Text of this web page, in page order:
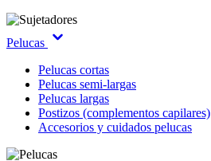
Pelucas
Pelucas cortas
Pelucas semi-largas
Pelucas largas
Postizos (complementos capilares)
Accesorios y cuidados pelucas